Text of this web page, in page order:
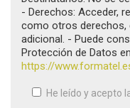
- Derechos: Acceder,
como otros derechos,
adicional. - Puede
Protección de Datos
https://
He leído y acepto